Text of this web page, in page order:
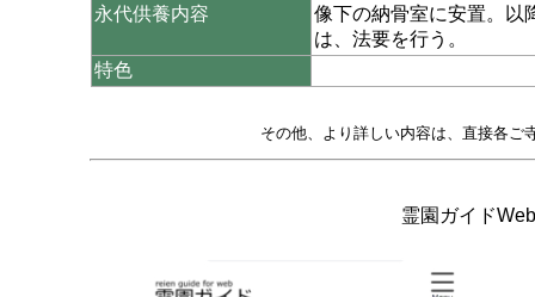
永代供養内容
像下の納骨室に安置。以
は、法要を行う。
特色
その他、より詳しい内容は、直接各ご
霊園ガイド